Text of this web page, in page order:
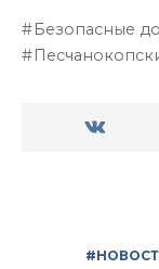
Безопасные